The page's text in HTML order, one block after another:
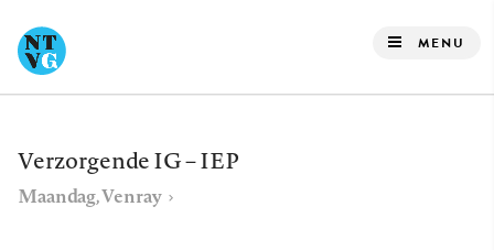
naar
de
gaan
MENU
Verzorgende IG – IEP
Maandag, Venray